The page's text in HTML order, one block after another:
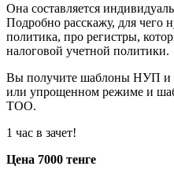
Она составляется
Подробно расскажу, для чего
политика, про регистры,
налоговой учетной политики.
Вы получите шаблоны НУП и
или упрощенном режиме и
ТОО.
1 час в зачет!
Цена 7000 тенге